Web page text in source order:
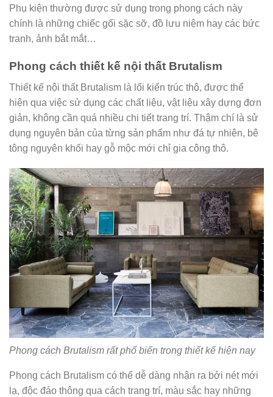
Phụ kiện thường được sử dụng trong phong cách này
chính là những chiếc gối sặc sỡ, đồ lưu niệm hay các bức
tranh, ảnh bắt mắt…
Phong cách thiết kế nội thất Brutalism
Thiết kế nội thất Brutalism là lối kiến trúc thô, được thể
hiện qua việc sử dụng các chất liệu, vật liệu xây dựng đơn
giản, không cần quá nhiều chi tiết trang trí. Thậm chí là sử
dụng nguyên bản của từng sản phẩm như đá tự nhiên, bê
tông nguyên khối hay gỗ mộc mới chỉ gia công thô.
Phong cách Brutalism rất phổ biến trong thiết kế hiện nay
Phong cách Brutalism có thể dễ dàng nhận ra bởi nét mới
lạ, độc đáo thông qua cách trang trí, màu sắc hay những